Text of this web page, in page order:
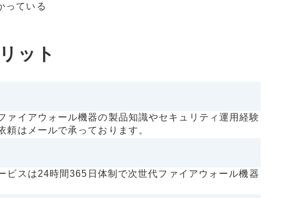
っている
ット
イアウォール機器の製品知識やセキュリティ運用経験
はメールで承っております。
ビスは24時間365日体制で次世代ファイアウォール機器